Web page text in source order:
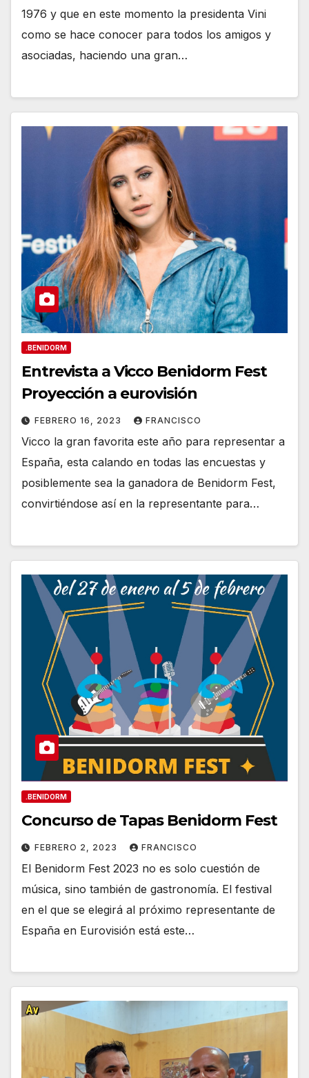
1976 y que en este momento la presidenta Vini
como se hace conocer para todos los amigos y
asociadas, haciendo una gran…
.BENIDORM
Entrevista a Vicco Benidorm Fest
Proyección a eurovisión
FEBRERO 16, 2023 FRANCISCO
Vicco la gran favorita este año para representar a
España, esta calando en todas las encuestas y
posiblemente sea la ganadora de Benidorm Fest,
convirtiéndose así en la representante para…
.BENIDORM
Concurso de Tapas Benidorm Fest
FEBRERO 2, 2023 FRANCISCO
El Benidorm Fest 2023 no es solo cuestión de
música, sino también de gastronomía. El festival
en el que se elegirá al próximo representante de
España en Eurovisión está este…